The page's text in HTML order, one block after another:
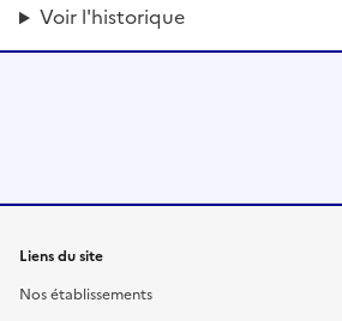
Voir l'historique
Liens du site
Nos établissements